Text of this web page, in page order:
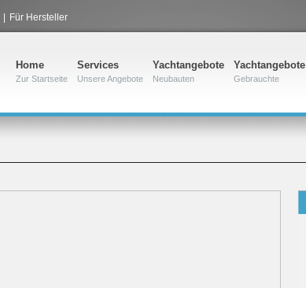
Für Hersteller
Home
Zur Startseite
Services
Unsere Angebote
Yachtangebote
Neubauten
Yachtangebote
Gebrauchte